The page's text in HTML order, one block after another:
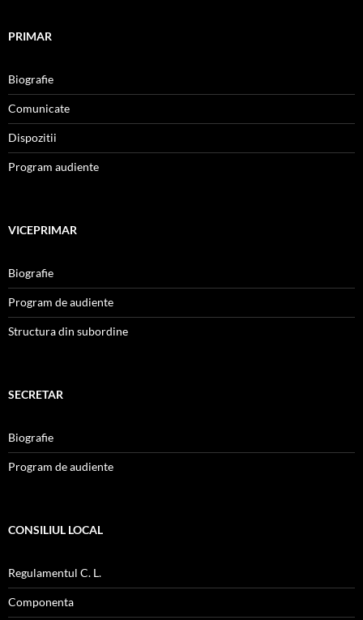
PRIMAR
Biografie
Comunicate
Dispozitii
Program audiente
VICEPRIMAR
Biografie
Program de audiente
Structura din subordine
SECRETAR
Biografie
Program de audiente
CONSILIUL LOCAL
Regulamentul C. L.
Componenta